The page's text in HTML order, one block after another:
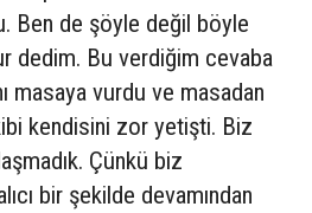
Ben de şöyle değil böyle
dedim. Bu verdiğim cevaba
masaya vurdu ve masadan
kendisini zor yetişti. Biz
Çünkü biz
bir şekilde devamından